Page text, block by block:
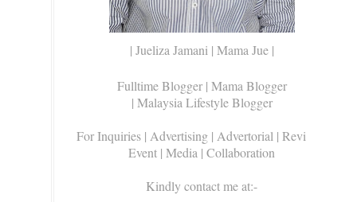
| Jueliza Jamani | Mama Jue |
Fulltime Blogger | Mama Blogger
| Malaysia Lifestyle Blogger
For Inquiries | Advertising | Advertorial | Review |
Event | Media | Collaboration
Kindly contact me at:-